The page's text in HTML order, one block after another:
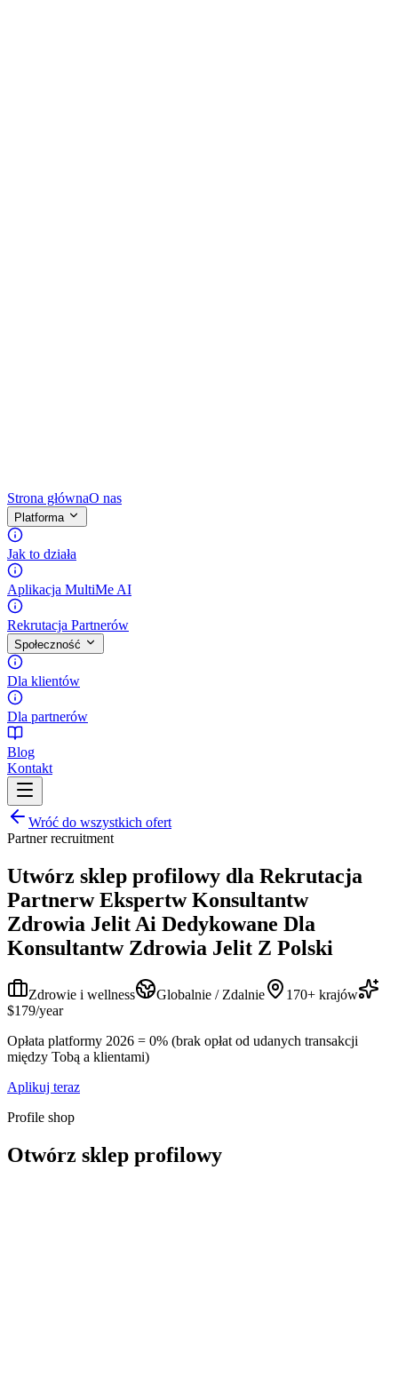
Strona głównaO nas
Platforma
Jak to działa
Aplikacja MultiMe AI
Rekrutacja Partnerów
Społeczność
Dla klientów
Dla partnerów
Blog
Kontakt
Wróć do wszystkich ofert
Partner recruitment
Utwórz sklep profilowy dla Rekrutacja
Partnerw Ekspertw Konsultantw
Zdrowia Jelit Ai Dedykowane Dla
Konsultantw Zdrowia Jelit Z Polski
Zdrowie i wellness Globalnie / Zdalnie
170+ krajów
$179/year
Opłata platformy 2026 = 0% (brak opłat od udanych transakcji
między Tobą a klientami)
Aplikuj teraz
Profile shop
Otwórz sklep profilowy